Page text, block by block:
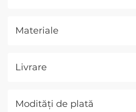
Materiale
Livrare
Modități de plată